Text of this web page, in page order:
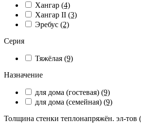
Хангар (4)
Хангар II (3)
Эребус (2)
Серия
Тяжёлая (9)
Назначение
для дома (гостевая) (9)
для дома (семейная) (9)
Толщина стенки теплонапряжён. эл-тов